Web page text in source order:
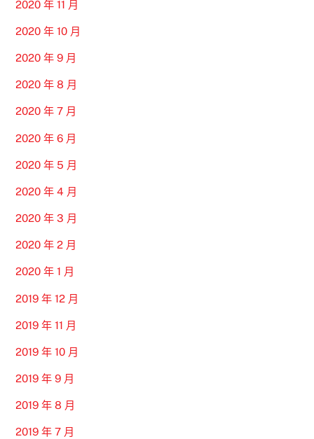
2020 年 11 月
2020 年 10 月
2020 年 9 月
2020 年 8 月
2020 年 7 月
2020 年 6 月
2020 年 5 月
2020 年 4 月
2020 年 3 月
2020 年 2 月
2020 年 1 月
2019 年 12 月
2019 年 11 月
2019 年 10 月
2019 年 9 月
2019 年 8 月
2019 年 7 月